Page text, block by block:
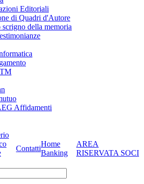
Editoriali
di Quadri d'Autore
della memoria
Affidamenti
Contatti
Home
Banking
AREA
RISERVATA SOCI